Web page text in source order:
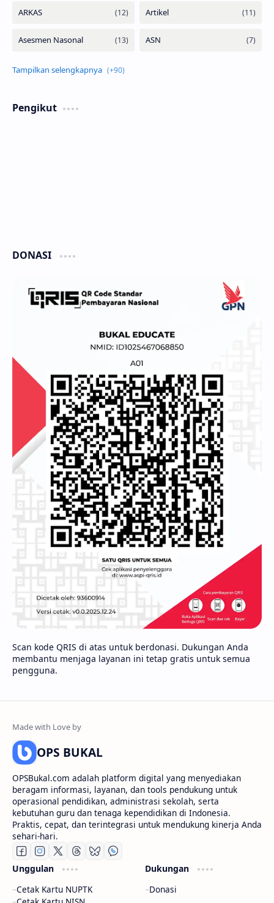
Pengikut
DONASI
Scan kode QRIS di atas untuk berdonasi. Dukungan Anda
membantu menjaga layanan ini tetap gratis untuk semua
pengguna.
OPS BUKAL
OPSBukal.com adalah platform digital yang menyediakan
beragam informasi, layanan, dan tools pendukung untuk
operasional pendidikan, administrasi sekolah, serta
kebutuhan guru dan tenaga kependidikan di Indonesia.
Praktis, cepat, dan terintegrasi untuk mendukung kinerja Anda
sehari-hari.
Unggulan
Cetak Kartu NUPTK
Dukungan
Donasi